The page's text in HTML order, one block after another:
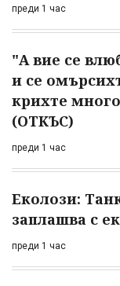
преди 1 час
"А вие се
и се
крихте
(ОТКЪС)
преди 1 час
Еколози:
заплашва с
преди 1 час